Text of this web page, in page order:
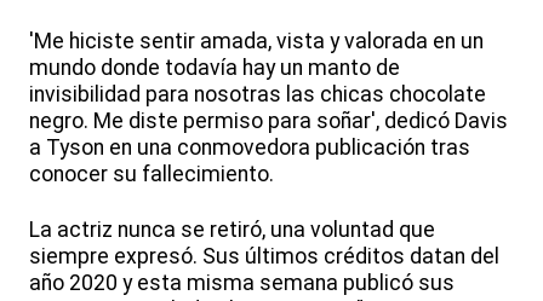
'Me hiciste sentir amada, vista y valorada en un
mundo donde todavía hay un manto de
invisibilidad para nosotras las chicas chocolate
negro. Me diste permiso para soñar', dedicó Davis
a Tyson en una conmovedora publicación tras
conocer su fallecimiento.
La actriz nunca se retiró, una voluntad que
siempre expresó. Sus últimos créditos datan del
año 2020 y esta misma semana publicó sus